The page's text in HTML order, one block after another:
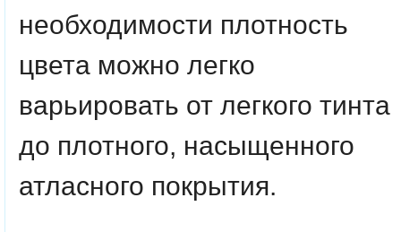
необходимости плотность
цвета можно легко
варьировать от легкого тинта
до плотного, насыщенного
атласного покрытия.